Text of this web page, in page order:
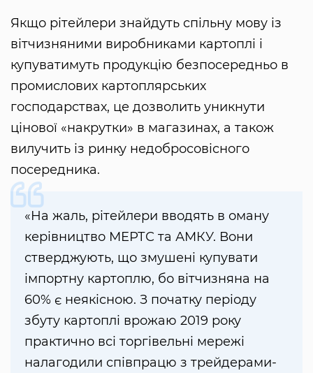
Якщо рітейлери знайдуть спільну мову із
вітчизняними виробниками картоплі і
купуватимуть продукцію безпосередньо в
промислових картоплярських
господарствах, це дозволить уникнути
цінової «накрутки» в магазинах, а також
вилучить із ринку недобросовісного
посередника.
«На жаль, рітейлери вводять в оману
керівництво МЕРТС та АМКУ. Вони
стверджують, що змушені купувати
імпортну картоплю, бо вітчизняна на
60% є неякісною. З початку періоду
збуту картоплі врожаю 2019 року
практично всі торгівельні мережі
налагодили співпрацю з трейдерами-